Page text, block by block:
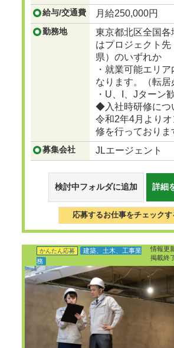
...つづきを見る
給与/交通費 月給250,000円
勤務地
東京都北区全国各
はプロジェクト
県）のいずれか
・就業可能エリ
なります。（転居
・U、I、Jターン
◆入社時研修に
令和2年4月より
修を行っておりま
募集会社 JLエージェント
検討中フォルダに追加 詳細
応募するお仕事をチェックす
情報更
掲載終
かんたん応募
建築、土木、工事業
務